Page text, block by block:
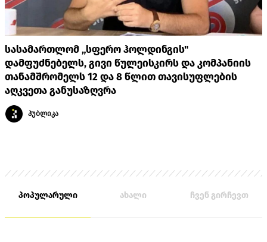
სასამართლომ „სფერო ჰოლდინგის"
დამფუძნებელს, გივი წულეისკირს და კომპანიის
თანამშრომელს 12 და 8 წლით თავისუფლების
აღკვეთა განუსაზღვრა
პუბლიკა
პოპულარული ახალი ჩვენ გირჩევთ